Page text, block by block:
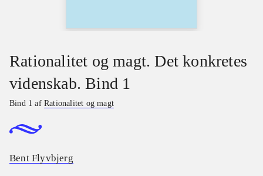
Rationalitet og magt. Det konkretes
videnskab. Bind 1
Bind 1 afRationalitet og magt
Bent Flyvbjerg